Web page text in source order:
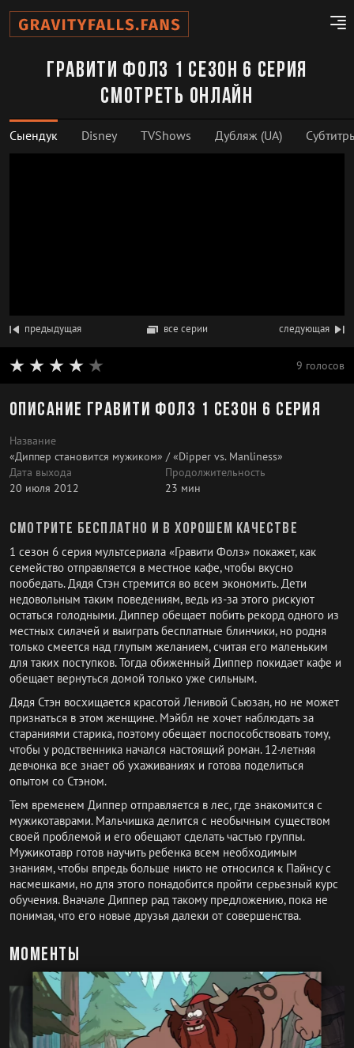
Гравити Фолз 1 сезон 6 серия
смотреть онлайн
Сыендук Disney TVShows Дубляж (UA)
предыдущая все серии следующая
9 голосов
Описание Гравити Фолз 1 сезон 6 серия
Название
«Диппер становится мужиком» / «Dipper vs. Manliness»
Дата выхода
20 июля 2012
Продолжительность
23 мин
Смотрите бесплатно и в хорошем качестве
1 сезон 6 серия мультсериала «Гравити Фолз» покажет, как
семейство отправляется в местное кафе, чтобы вкусно
пообедать. Дядя Стэн стремится во всем экономить. Дети
недовольным таким поведениям, ведь из-за этого рискуют
остаться голодными. Диппер обещает побить рекорд одного из
местных силачей и выиграть бесплатные блинчики, но родня
только смеется над глупым желанием, считая его маленьким
для таких поступков. Тогда обиженный Диппер покидает кафе и
обещает вернуться домой только уже сильным.
Дядя Стэн восхищается красотой Ленивой Сьюзан, но не может
признаться в этом женщине. Мэйбл не хочет наблюдать за
стараниями старика, поэтому обещает поспособствовать тому,
чтобы у родственника начался настоящий роман. 12-летняя
девчонка все знает об ухаживаниях и готова поделиться
опытом со Стэном.
Тем временем Диппер отправляется в лес, где знакомится с
мужикотаврами. Мальчишка делится с необычным существом
своей проблемой и его обещают сделать частью группы.
Мужикотавр готов научить ребенка всем необходимым
знаниям, чтобы впредь больше никто не относился к Пайнсу с
насмешками, но для этого понадобится пройти серьезный курс
обучения. Вначале Диппер рад такому предложению, пока не
понимая, что его новые друзья далеки от совершенства.
Моменты